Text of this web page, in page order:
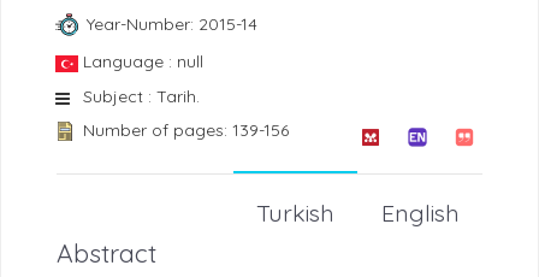
Year-Number: 2015-14
Language : null
Subject : Tarih.
Number of pages: 139-156
English
Turkish
Abstract